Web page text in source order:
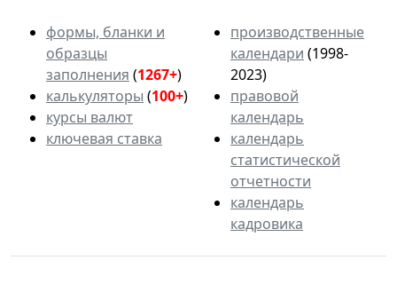
формы, бланки и
образцы
заполнения (1267+)
калькуляторы (100+)
курсы валют
ключевая ставка
производственные
календари (1998-
2023)
правовой
календарь
календарь
статистической
отчетности
календарь
кадровика